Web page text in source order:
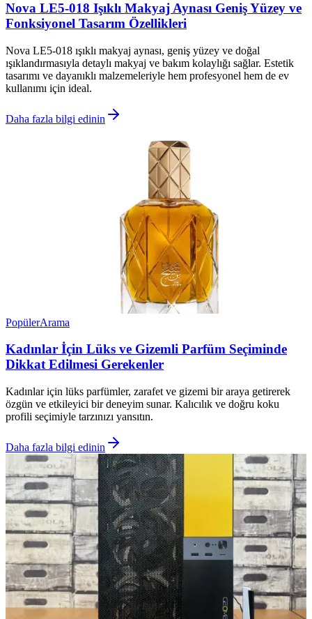
Nova LE5-018 Işıklı Makyaj Aynası Geniş Yüzey ve
Fonksiyonel Tasarım Özellikleri
Nova LE5-018 ışıklı makyaj aynası, geniş yüzey ve doğal
ışıklandırmasıyla detaylı makyaj ve bakım kolaylığı sağlar. Estetik
tasarımı ve dayanıklı malzemeleriyle hem profesyonel hem de ev
kullanımı için ideal.
Daha fazla bilgi edinin
PopülerArama
Kadınlar İçin Lüks ve Gizemli Parfüm Seçiminde
Dikkat Edilmesi Gerekenler
Kadınlar için lüks parfümler, zarafet ve gizemi bir araya getirerek
özgün ve etkileyici bir deneyim sunar. Kalıcılık ve doğru koku
profili seçimiyle tarzınızı yansıtın.
Daha fazla bilgi edinin